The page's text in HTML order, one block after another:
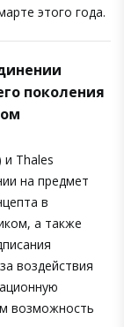
этого года.
поколения
и Thales
на предмет
в
а также
воздействия
возможность